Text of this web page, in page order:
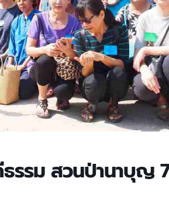
รรม สวนป่านาบุญ